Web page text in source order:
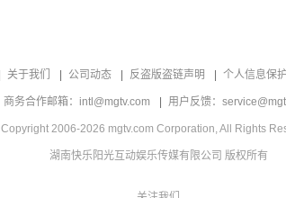
关于我们 公司动态 反盗版盗链声明 个人信息保
商务合作邮箱：intl@mgtv.com 用户反馈：
Copyright 2006-2026 mgtv.com Corporation, All Rights
湖南快乐阳光互动娱乐传媒有限公司 版权所有